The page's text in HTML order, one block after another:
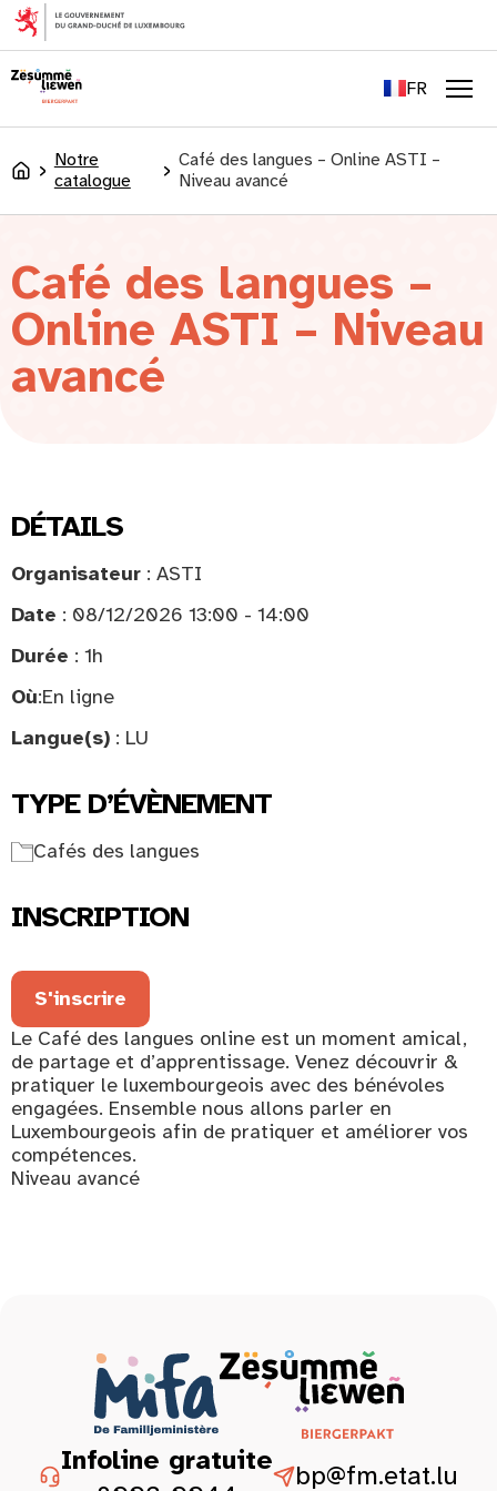
principal
FR
LU
Accueil
Notre
catalogue
Café des langues – Online ASTI –
Niveau avancé
Café des langues –
Online ASTI – Niveau
avancé
DÉTAILS
Organisateur : ASTI
Date : 08/12/2026 13:00 - 14:00
Durée : 1h
Où:En ligne
Langue(s) : LU
TYPE D’ÉVÈNEMENT
Cafés des langues
INSCRIPTION
S'inscrire
Le Café des langues online est un moment amical,
de partage et d’apprentissage. Venez découvrir &
pratiquer le luxembourgeois avec des bénévoles
engagées. Ensemble nous allons parler en
Luxembourgeois afin de pratiquer et améliorer vos
compétences.
Niveau avancé
Infoline gratuite
bp@fm.etat.lu